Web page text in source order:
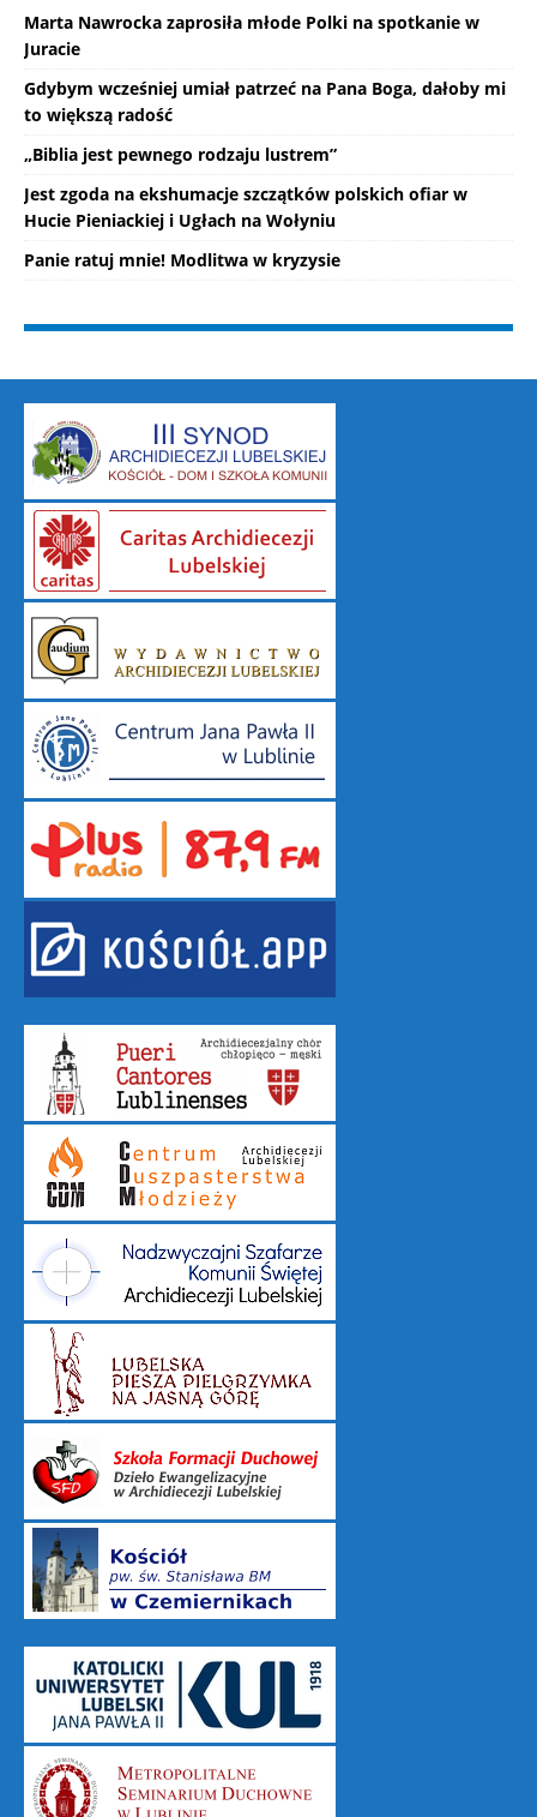
Marta Nawrocka zaprosiła młode Polki na spotkanie w
Juracie
Gdybym wcześniej umiał patrzeć na Pana Boga, dałoby mi
to większą radość
„Biblia jest pewnego rodzaju lustrem”
Jest zgoda na ekshumacje szczątków polskich ofiar w
Hucie Pieniackiej i Ugłach na Wołyniu
Panie ratuj mnie! Modlitwa w kryzysie